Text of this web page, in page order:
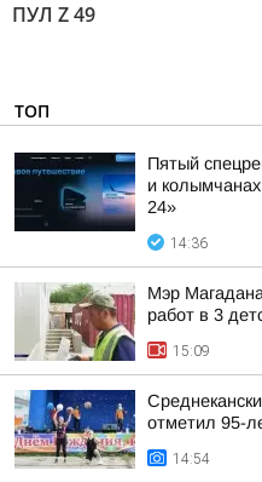
ПУЛ Z 49
ТОП
Пятый
и
24»
14:36
Мэр
работ в 3
15:09
отметил 95-
14:54